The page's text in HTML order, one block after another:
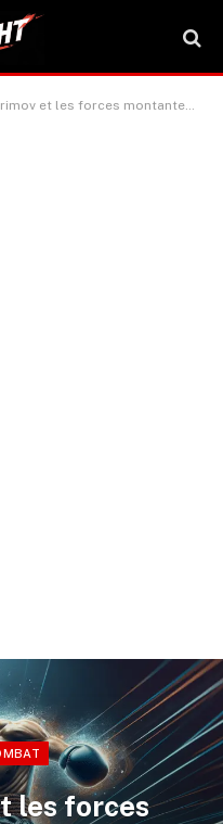
les forces montantes de la boxe en Ouzbékistan
les forces